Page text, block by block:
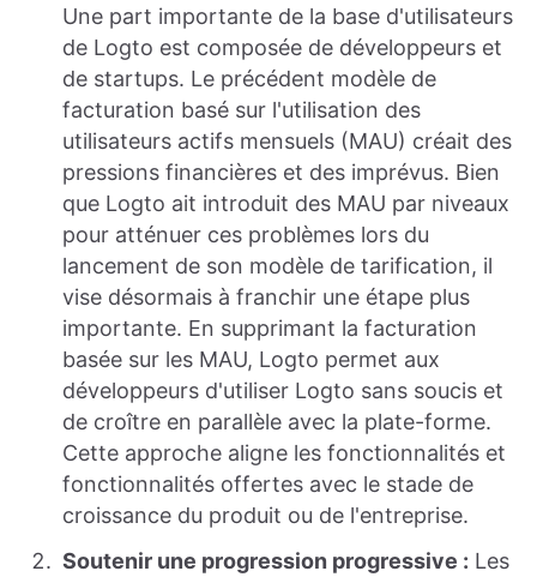
Une part importante de la base d'utilisateurs
de Logto est composée de développeurs et
de startups. Le précédent modèle de
facturation basé sur l'utilisation des
utilisateurs actifs mensuels (MAU) créait des
pressions financières et des imprévus. Bien
que Logto ait introduit des MAU par niveaux
pour atténuer ces problèmes lors du
lancement de son modèle de tarification, il
vise désormais à franchir une étape plus
importante. En supprimant la facturation
basée sur les MAU, Logto permet aux
développeurs d'utiliser Logto sans soucis et
de croître en parallèle avec la plate-forme.
Cette approche aligne les fonctionnalités et
fonctionnalités offertes avec le stade de
croissance du produit ou de l'entreprise.
Soutenir une progression progressive : Les